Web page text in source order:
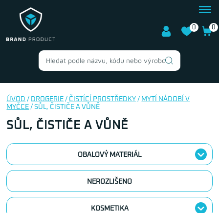
0 0
ÚVOD / DROGERIE / ČISTÍCÍ PROSTŘEDKY / MYTÍ NÁDOBÍ V
MYČCE / SŮL, ČISTIČE A VŮNĚ
SŮL, ČISTIČE A VŮNĚ
OBALOVÝ MATERIÁL
NEROZLIŠENO
KOSMETIKA